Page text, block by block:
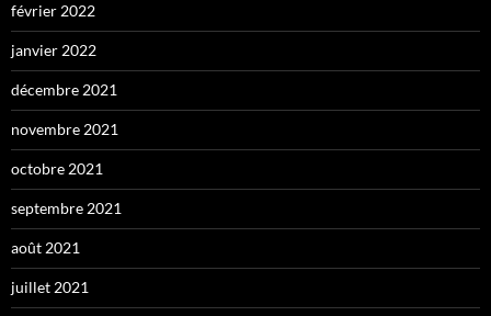
février 2022
janvier 2022
décembre 2021
novembre 2021
octobre 2021
septembre 2021
août 2021
juillet 2021